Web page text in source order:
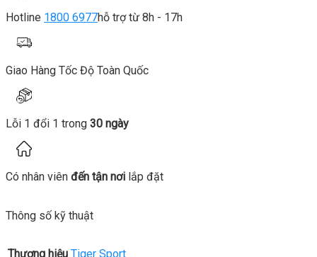
Hotline 1800 6977hỗ trợ từ 8h - 17h
Giao Hàng Tốc Độ Toàn Quốc
Lỗi 1 đổi 1 trong 30 ngày
Có nhân viên đến tận nơi lắp đặt
Thông số kỹ thuật
Thương hiệu Tiger Sport